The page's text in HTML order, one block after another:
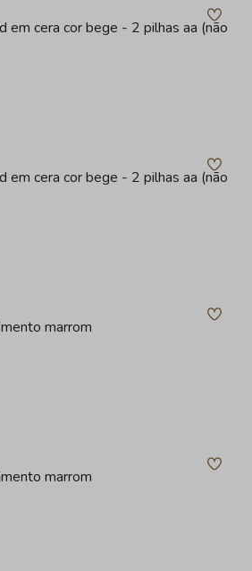
em cera cor bege - 2 pilhas aa (não
em cera cor bege - 2 pilhas aa (não
marrom
marrom